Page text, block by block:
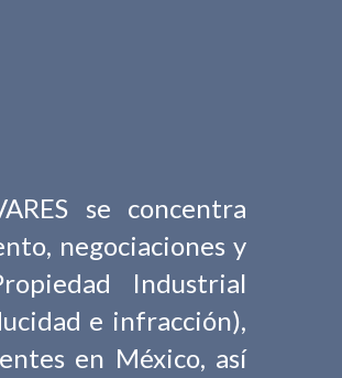
se concentra
negociaciones y
Industrial
e infracción),
en México, así